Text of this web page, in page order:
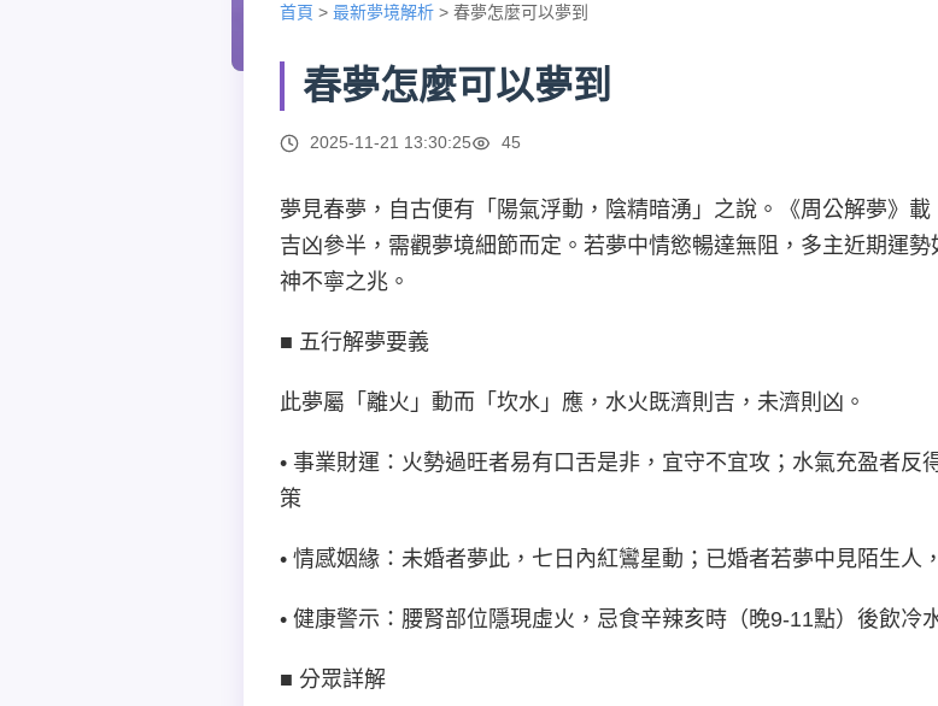
首頁 > 最新夢境解析 > 春夢怎麼可以夢到
春夢怎麼可以夢到
2025-11-21 13:30:25 45
夢見春夢，自古便有「陽氣浮動，陰精暗湧」之說。《周公解夢》
吉凶參半，需觀夢境細節而定。若夢中情慾暢達無阻，多主近期運
神不寧之兆。
■ 五行解夢要義
此夢屬「離火」動而「坎水」應，水火既濟則吉，未濟則凶。
• 事業財運：火勢過旺者易有口舌是非，宜守不宜攻；水氣充盈者反
策
• 情感姻緣：未婚者夢此，七日內紅鸞星動；已婚者若夢中見陌生人
• 健康警示：腰腎部位隱現虛火，忌食辛辣亥時（晚9-11點）後飲冷
■ 分眾詳解